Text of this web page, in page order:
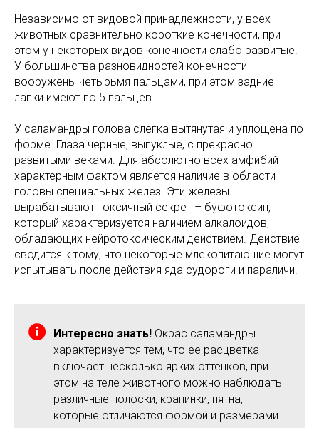
Независимо от видовой принадлежности, у всех
животных сравнительно короткие конечности, при
этом у некоторых видов конечности слабо развитые.
У большинства разновидностей конечности
вооружены четырьмя пальцами, при этом задние
лапки имеют по 5 пальцев.
У саламандры голова слегка вытянутая и уплощена по
форме. Глаза черные, выпуклые, с прекрасно
развитыми веками. Для абсолютно всех амфибий
характерным фактом является наличие в области
головы специальных желез. Эти железы
вырабатывают токсичный секрет – буфотоксин,
который характеризуется наличием алкалоидов,
обладающих нейротоксическим действием. Действие
сводится к тому, что некоторые млекопитающие могут
испытывать после действия яда судороги и параличи.
Интересно знать! Окрас саламандры
характеризуется тем, что ее расцветка
включает несколько ярких оттенков, при
этом на теле животного можно наблюдать
различные полоски, крапинки, пятна,
которые отличаются формой и размерами.